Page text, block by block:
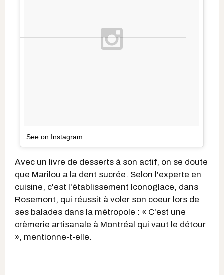
See on Instagram
Avec un livre de desserts à son actif, on se doute
que Marilou a la dent sucrée. Selon l'experte en
cuisine, c'est l'établissement Iconoglace, dans
Rosemont, qui réussit à voler son coeur lors de
ses balades dans la métropole : « C'est une
crèmerie artisanale à Montréal qui vaut le détour
», mentionne-t-elle.